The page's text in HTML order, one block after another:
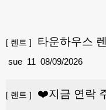
[ 렌트 ] 타운하우스
11
sue 08/09/2026
[ 렌트 ] ❤️지금 연락